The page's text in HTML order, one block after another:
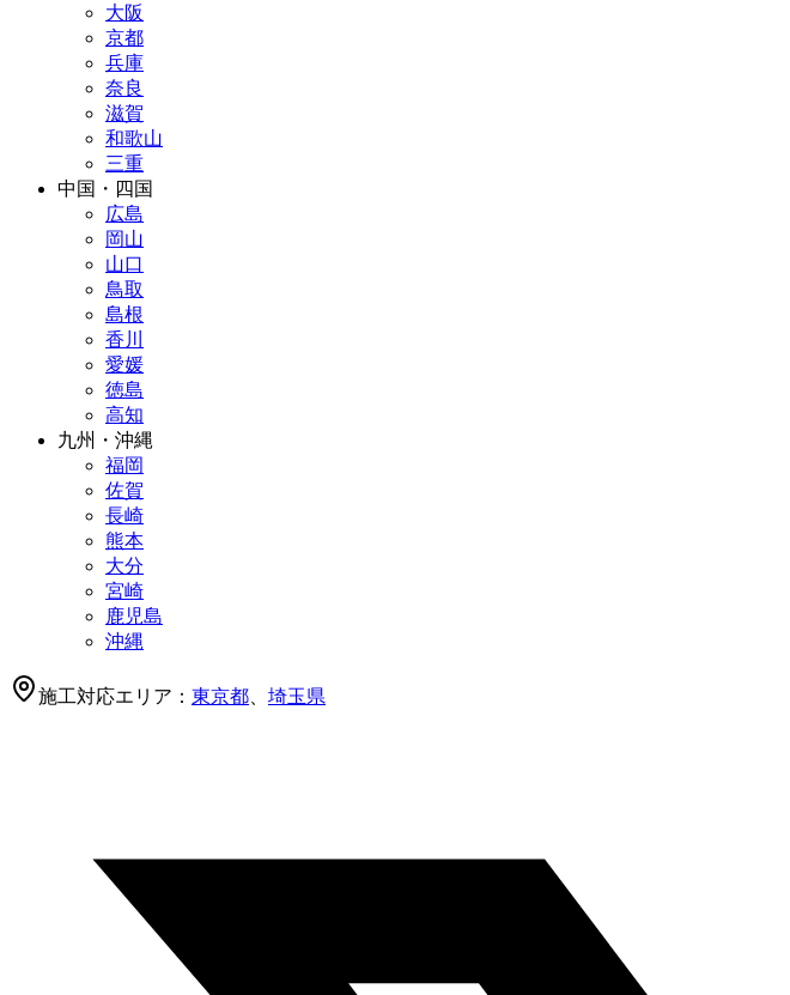
大阪
京都
兵庫
奈良
滋賀
和歌山
三重
中国・四国
広島
岡山
山口
鳥取
島根
香川
愛媛
徳島
高知
九州・沖縄
福岡
佐賀
長崎
熊本
大分
宮崎
鹿児島
沖縄
施工対応エリア： 東京都、 埼玉県